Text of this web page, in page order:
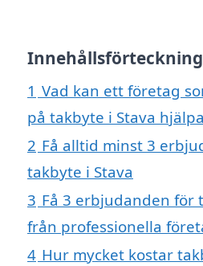
Innehållsförteckning
1 Vad kan ett företag
på takbyte i Stava
2 Få alltid minst 3
takbyte i Stava
3 Få 3 erbjudanden för
från professionella
4 Hur mycket kostar